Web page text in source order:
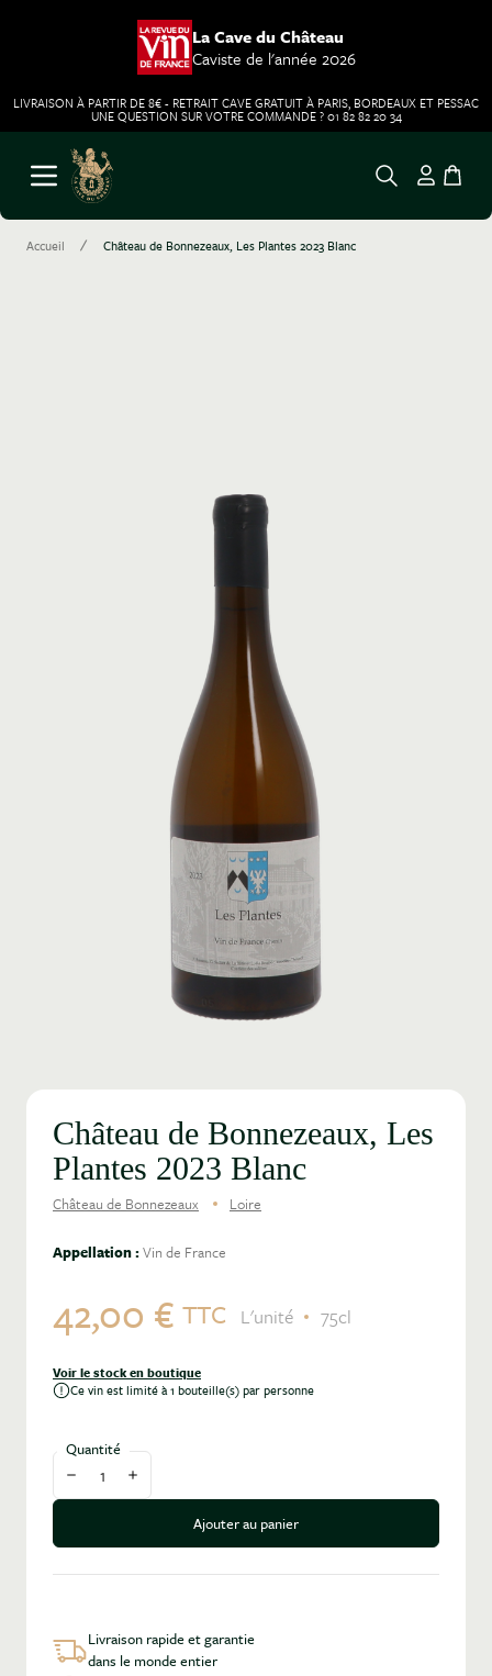
La Cave du Château
Caviste de l'année 2026
LIVRAISON À PARTIR DE 8€ - RETRAIT CAVE GRATUIT À PARIS, BORDEAUX ET PESSAC
UNE QUESTION SUR VOTRE COMMANDE ? 01 82 82 20 34
Aller au contenu
Ouvrir le menu
Accueil / Château de Bonnezeaux, Les Plantes 2023 Blanc
Château de Bonnezeaux, Les
Plantes 2023 Blanc
Château de Bonnezeaux Loire
Appellation :Vin de France
42,00 € TTC L'unité 75cl
Voir le stock en boutique
Ce vin est limité à 1 bouteille(s) par personne
Quantité
Diminuer la quantité
Augmenter la quantité
Ajouter au panier
Livraison rapide et garantie
dans le monde entier